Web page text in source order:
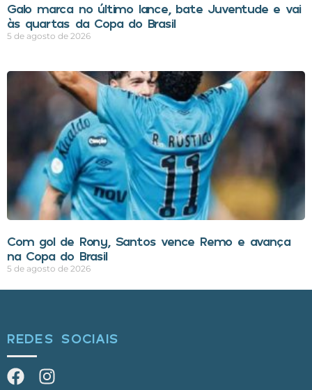
Galo marca no último lance, bate Juventude e vai
às quartas da Copa do Brasil
5 de agosto de 2026
Com gol de Rony, Santos vence Remo e avança
na Copa do Brasil
5 de agosto de 2026
REDES SOCIAIS